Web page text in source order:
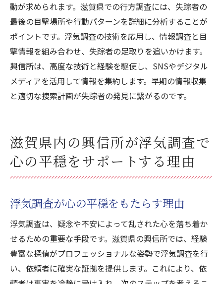
動が求められます。滋賀県での行方調査には、失踪者の
最後の目撃場所や行動パターンを詳細に分析することが
ポイントです。浮気調査の技術を応用し、情報調査と目
撃情報を組み合わせ、失踪者の足取りを追いかけます。
興信所は、高度な技術と経験を駆使し、SNSやデジタル
メディアを活用して情報を集約します。早期の情報収集
と適切な捜索計画が失踪者の発見に繋がるのです。
滋賀県内の興信所が浮気調査で
心の平穏をサポートする理由
浮気調査が心の平穏をもたらす理由
浮気調査は、疑念や不安によって乱された心を落ち着か
せるための重要な手段です。滋賀県の興信所では、経験
豊富な探偵がプロフェッショナルな姿勢で浮気調査を行
い、依頼者に確実な証拠を提供します。これにより、依